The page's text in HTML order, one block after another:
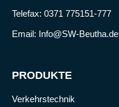
Telefax: 0371 775151-777
Email: Info@SW-Beutha.de
PRODUKTE
Verkehrstechnik